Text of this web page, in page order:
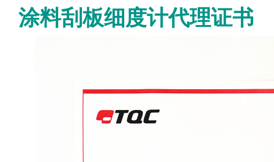
涂料刮板细度计代理证书